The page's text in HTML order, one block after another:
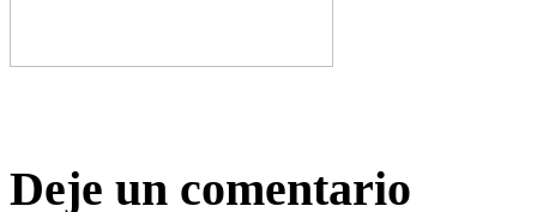
Deje un comentario